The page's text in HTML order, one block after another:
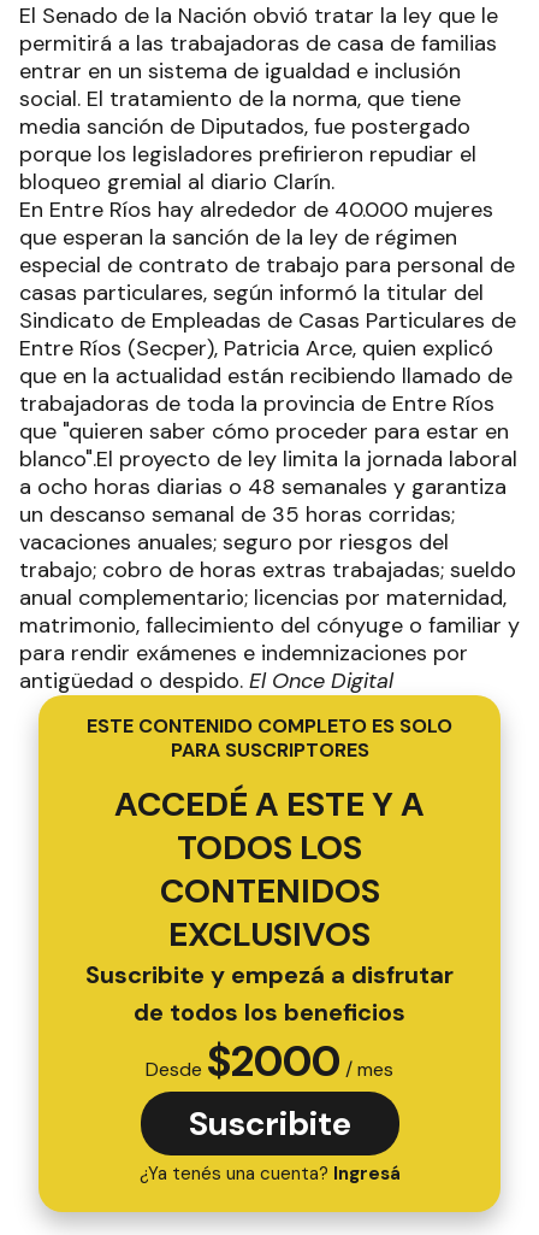
El Senado de la Nación obvió tratar la ley que le
permitirá a las trabajadoras de casa de familias
entrar en un sistema de igualdad e inclusión
social. El tratamiento de la norma, que tiene
media sanción de Diputados, fue postergado
porque los legisladores prefirieron repudiar el
bloqueo gremial al diario Clarín.
En Entre Ríos hay alrededor de 40.000 mujeres
que esperan la sanción de la ley de régimen
especial de contrato de trabajo para personal de
casas particulares, según informó la titular del
Sindicato de Empleadas de Casas Particulares de
Entre Ríos (Secper), Patricia Arce, quien explicó
que en la actualidad están recibiendo llamado de
trabajadoras de toda la provincia de Entre Ríos
que "quieren saber cómo proceder para estar en
blanco".El proyecto de ley limita la jornada laboral
a ocho horas diarias o 48 semanales y garantiza
un descanso semanal de 35 horas corridas;
vacaciones anuales; seguro por riesgos del
trabajo; cobro de horas extras trabajadas; sueldo
anual complementario; licencias por maternidad,
matrimonio, fallecimiento del cónyuge o familiar y
para rendir exámenes e indemnizaciones por
antigüedad o despido. El Once Digital
ESTE CONTENIDO COMPLETO ES SOLO
PARA SUSCRIPTORES
ACCEDÉ A ESTE Y A
TODOS LOS
CONTENIDOS
EXCLUSIVOS
Suscribite y empezá a disfrutar
de todos los beneficios
Desde $2000 / mes
Suscribite
¿Ya tenés una cuenta? Ingresá